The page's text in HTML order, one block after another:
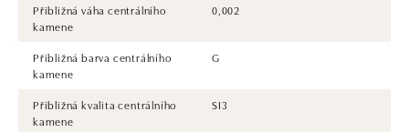
Přibližná váha centrálního
kamene
0,002
Přibližná barva centrálního
kamene
G
Přibližná kvalita centrálního
kamene
SI3